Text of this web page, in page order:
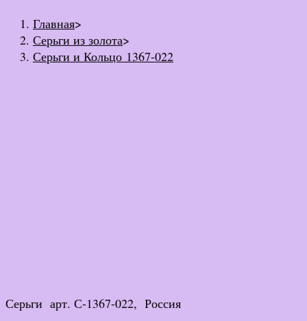
Главная>
Серьги из золота>
Серьги и Кольцо 1367-022
Серьги арт. С-1367-022, Россия